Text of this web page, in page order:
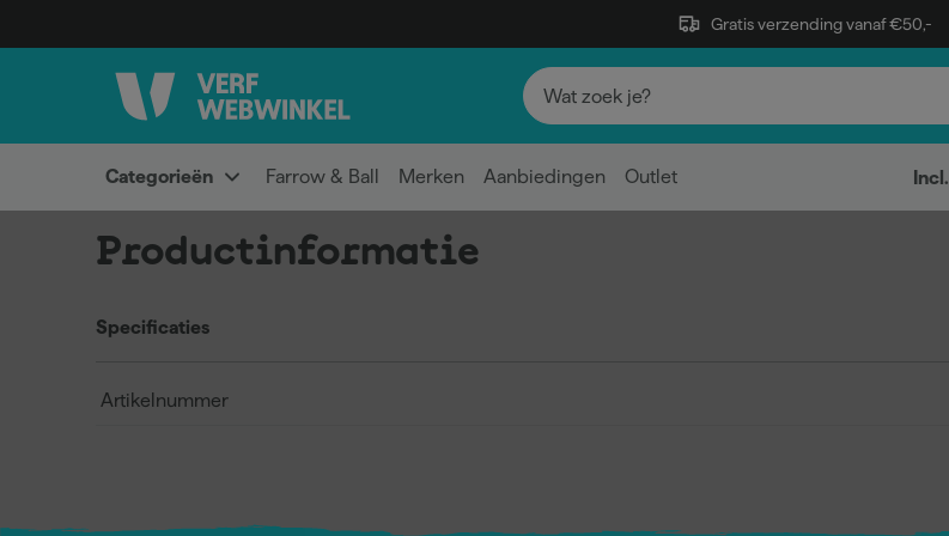
Gratis verzending vanaf €50,-
Categorieën Farrow & Ball Merken Aanbiedingen Outlet Incl.
Productinformatie
Specificaties
Artikelnummer